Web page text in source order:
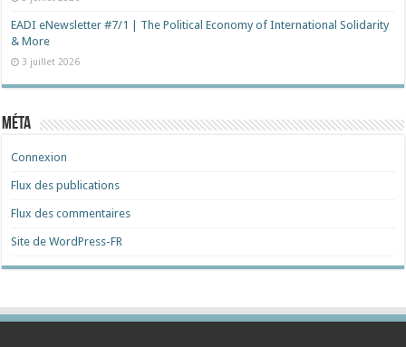
EADI eNewsletter #7/1 | The Political Economy of International Solidarity
& More
3 juillet 2026
Méta
Connexion
Flux des publications
Flux des commentaires
Site de WordPress-FR